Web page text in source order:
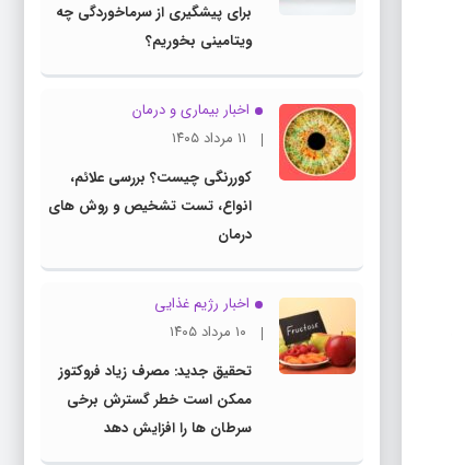
برای پیشگیری از سرماخوردگی چه
ویتامینی بخوریم؟
اخبار بیماری و درمان
۱۱ مرداد ۱۴۰۵
کوررنگی چیست؟ بررسی علائم،
انواع، تست تشخیص و روش های
درمان
اخبار رژیم غذایی
۱۰ مرداد ۱۴۰۵
تحقیق جدید: مصرف زیاد فروکتوز
ممکن است خطر گسترش برخی
سرطان ها را افزایش دهد